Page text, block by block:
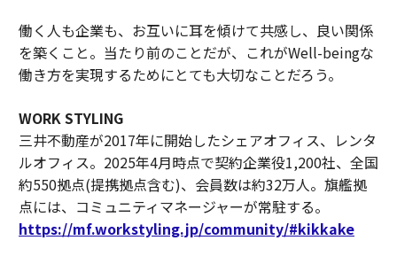
働く人も企業も、お互いに耳を傾けて共感し、良い関係
を築くこと。当たり前のことだが、これがWell-beingな
働き方を実現するためにとても大切なことだろう。
WORK STYLING
三井不動産が2017年に開始したシェアオフィス、レンタ
ルオフィス。2025年4月時点で契約企業役1,200社、全国
約550拠点(提携拠点含む)、会員数は約32万人。旗艦拠
点には、コミュニティマネージャーが常駐する。
https://mf.workstyling.jp/community/#kikkake